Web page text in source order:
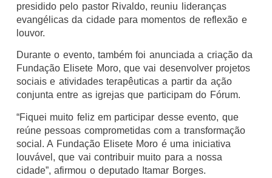
presidido pelo pastor Rivaldo, reuniu lideranças
evangélicas da cidade para momentos de reflexão e
louvor.
Durante o evento, também foi anunciada a criação da
Fundação Elisete Moro, que vai desenvolver projetos
sociais e atividades terapêuticas a partir da ação
conjunta entre as igrejas que participam do Fórum.
“Fiquei muito feliz em participar desse evento, que
reúne pessoas comprometidas com a transformação
social. A Fundação Elisete Moro é uma iniciativa
louvável, que vai contribuir muito para a nossa
cidade”, afirmou o deputado Itamar Borges.